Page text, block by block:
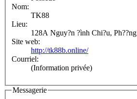
Nom:
TK88
Lieu:
128A Nguy?n ?ình Chi?u, Ph??ng
Site web:
http://tk88b.online/
Courriel:
(Information privée)
Messagerie